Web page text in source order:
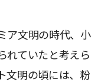
ア文明の時代、小
れていたと考えら
文明の頃には、粉